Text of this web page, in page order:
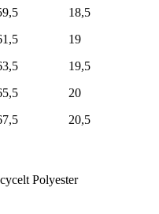
18,5
19
19,5
20
20,5
Polyester